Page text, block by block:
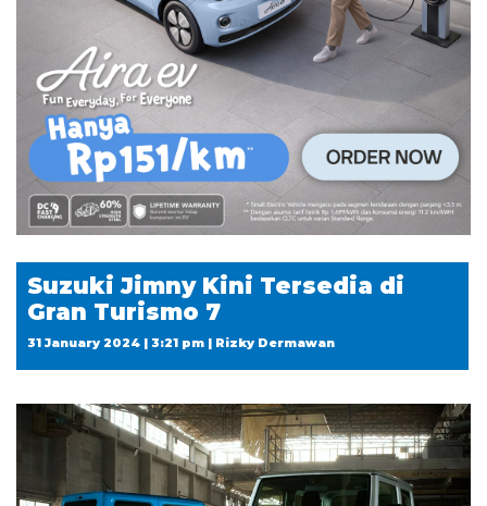
Suzuki Jimny Kini Tersedia di
Gran Turismo 7
31 January 2024 | 3:21 pm | Rizky Dermawan